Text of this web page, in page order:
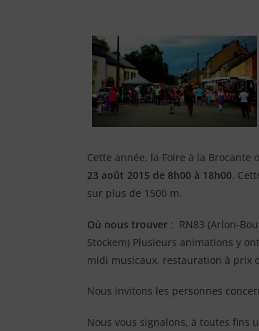
Cette année, la Foire à la Brocante
23 août 2015 de 8h00 à 18h00.
sur plus de 1500 m.
Où nous trouver : RN83 (Arlon-
Stockem) Plusieurs animations y
midi musicaux, restauration à prix
Nous invitons les personnes
Nous vous signalons, à toutes fins